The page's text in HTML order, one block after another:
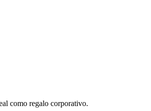
como regalo corporativo.